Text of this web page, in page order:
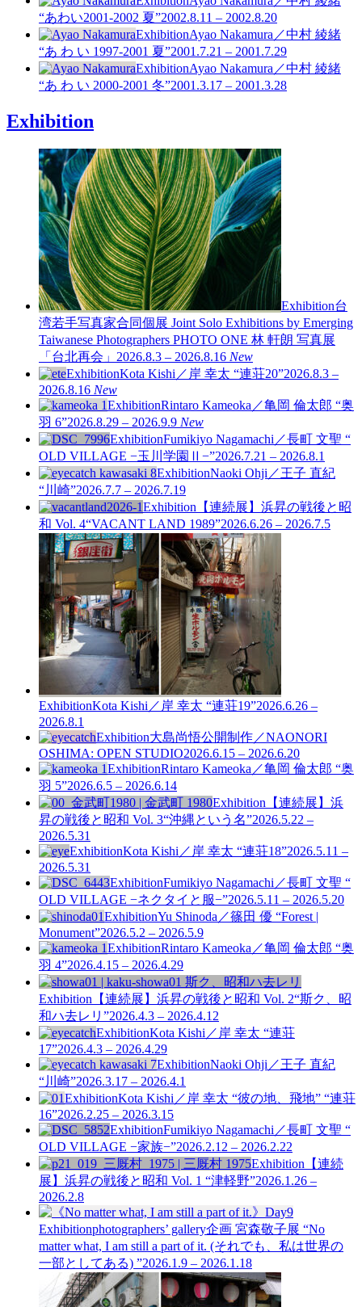
“あわい2001-2002 夏”2002.8.11 – 2002.8.20
ExhibitionAyao Nakamura／中村 綾緒
“あ わ い 1997-2001 夏”2001.7.21 – 2001.7.29
ExhibitionAyao Nakamura／中村 綾緒
“あ わ い 2000-2001 冬”2001.3.17 – 2001.3.28
Exhibition
Exhibition台
湾若手写真家合同個展 Joint Solo Exhibitions by Emerging
Taiwanese Photographers PHOTO ONE 林 軒朗 写真展
「台北再会」 2026.8.3 – 2026.8.16 New
ExhibitionKota Kishi／岸 幸太 “連荘20”2026.8.3 –
2026.8.16 New
ExhibitionRintaro Kameoka／亀岡 倫太郎 “奥
羽 6”2026.8.29 – 2026.9.9 New
ExhibitionFumikiyo Nagamachi／長町 文聖 “
OLD VILLAGE −玉川学園Ⅱ−”2026.7.21 – 2026.8.1
ExhibitionNaoki Ohji／王子 直紀
“川崎”2026.7.7 – 2026.7.19
Exhibition 【連続展】浜昇の戦後と昭
和 Vol. 4“VACANT LAND 1989”2026.6.26 – 2026.7.5
ExhibitionKota Kishi／岸 幸太 “連荘19”2026.6.26 –
2026.8.1
Exhibition大島尚悟公開制作／NAONORI
OSHIMA: OPEN STUDIO2026.6.15 – 2026.6.20
ExhibitionRintaro Kameoka／亀岡 倫太郎 “奥
羽 5”2026.6.5 – 2026.6.14
Exhibition 【連続展】浜
昇の戦後と昭和 Vol. 3“沖縄という名”2026.5.22 –
2026.5.31
ExhibitionKota Kishi／岸 幸太 “連荘18”2026.5.11 –
2026.5.31
ExhibitionFumikiyo Nagamachi／長町 文聖 “
OLD VILLAGE −ネクタイと服−”2026.5.11 – 2026.5.20
ExhibitionYu Shinoda／篠田 優 “Forest |
Monument”2026.5.2 – 2026.5.9
ExhibitionRintaro Kameoka／亀岡 倫太郎 “奥
羽 4”2026.4.15 – 2026.4.29
Exhibition 【連続展】浜昇の戦後と昭和 Vol. 2“斯ク、昭
和ハ去レリ”2026.4.3 – 2026.4.12
ExhibitionKota Kishi／岸 幸太 “連荘
17”2026.4.3 – 2026.4.29
ExhibitionNaoki Ohji／王子 直紀
“川崎”2026.3.17 – 2026.4.1
ExhibitionKota Kishi／岸 幸太 “彼の地、飛地” “連荘
16”2026.2.25 – 2026.3.15
ExhibitionFumikiyo Nagamachi／長町 文聖 “
OLD VILLAGE −家族−”2026.2.12 – 2026.2.22
Exhibition 【連続
展】浜昇の戦後と昭和 Vol. 1 “津軽野”2026.1.26 –
2026.2.8
Exhibitionphotographers’ gallery企画 宮森敬子展 “No
matter what, I am still a part of it. (それでも、私は世界の
一部としてある) ”2026.1.9 – 2026.1.18